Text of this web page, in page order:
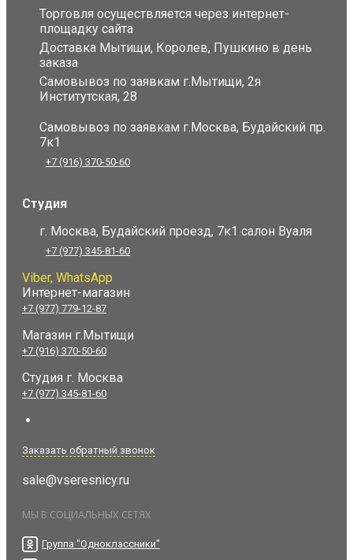
Торговля осуществляется через интернет-
площадку сайта
Доставка Мытищи, Королев, Пушкино в день
заказа
Самовывоз по заявкам г.Мытищи, 2я
Институтская, 28
Самовывоз по заявкам г.Москва, Будайский пр.
7к1
+7 (916) 370-50-60
Студия
г. Москва, Будайский проезд, 7к1 салон Вуаля
+7 (977) 345-81-60
Viber, WhatsApp
Интернет-магазин
+7 (977) 779-12-87
Магазин г.Мытищи
+7 (916) 370-50-60
Студия г. Москва
+7 (977) 345-81-60
Заказать обратный звонок
sale@vseresnicy.ru
МЫ В СОЦИАЛЬНЫХ СЕТЯХ
Группа "Одноклассники"